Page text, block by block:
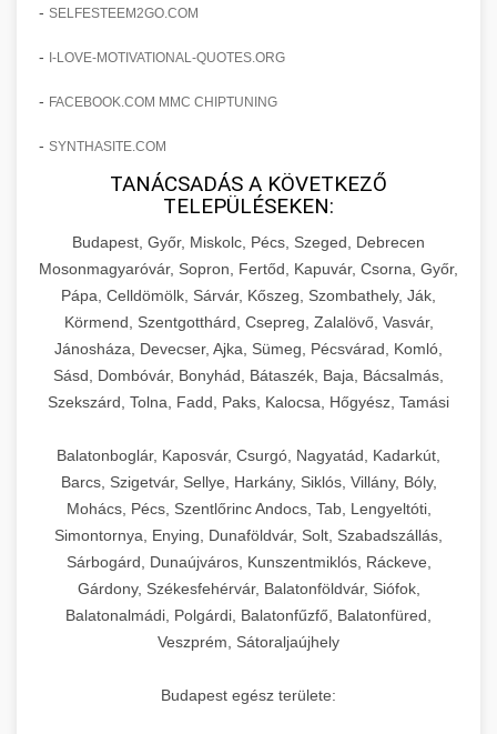
amelyek valós eredményeket hoznak.
szonyegtisztito.net
marketing stratégiai tervrajz
útjáról, bemutatva az utat a küzdő praxistól a
virágzó vállalkozásig 150%-os növekedéssel.
klinika átalakulási történet
Érdeklődés 150%-os Fokozása
Technikák és módszerek a páciensek
érdeklődésének és elkötelezettségének drámai
növeléséhez. Egy 150%-os fellendülési
esettanulmány gyakorlati betekintésekkel.
weboldal-keszites.co
elkötelezettség erősítési módszerek
🎮 19. AI Google Ads és Meta
Kampány Kezelés
Fejlett AI-alapú Google Ads és Meta hirdetési
kampánykezelés. Optimalizálja hirdetési
költségvetését gépi tanulással és
automatizálással.
aikampany.hu AI hirdetési automatizálás
🍞 20. Ipari Dagasztógép +
Professzionális ipari dagasztógépek és
tésztakeverő gépek pékségek és kereskedelmi
konyhák számára. Masszív konstrukció
megbízható teljesítményhez.
chef-iparikonyhagepek.hu
kereskedelmi tésztakeverő
🔪 21. Ipari Szeletelőgép +
Ipari hús- és sajtszeletelő gépek professzionális
élelmiszer-előkészítéshez. Precíziós vágás
állítható vastagság beállítással.
chef-iparikonyhagepek.hu
professzionális élelmiszer szeletelő
📦 22. Vákuumozó Gép +
Kereskedelmi vákuumcsomagoló berendezések
élelmiszerek tartósításához. Hosszabbítsa a
szavatossági időt és tartsa meg a termék
frissességét.
🎁 23. Vákuumfóliázó Gép +
Ipari vákuumfóliázó gépek professzionális
Hatékony lezárási és tartósítási megoldások.
- SELFESTEEM2GO.COM
- I-LOVE-MOTIVATIONAL-QUOTES.ORG
- FACEBOOK.COM MMC CHIPTUNING
- SYNTHASITE.COM
TANÁCSADÁS A KÖVETKEZŐ
TELEPÜLÉSEKEN:
Budapest, Győr, Miskolc, Pécs, Szeged, Debrecen
Mosonmagyaróvár, Sopron, Fertőd, Kapuvár, Csorna, Győr,
Pápa, Celldömölk, Sárvár, Kőszeg, Szombathely, Ják,
Körmend, Szentgotthárd, Csepreg, Zalalövő, Vasvár,
Jánosháza, Devecser, Ajka, Sümeg, Pécsvárad, Komló,
Sásd, Dombóvár, Bonyhád, Bátaszék, Baja, Bácsalmás,
Szekszárd, Tolna, Fadd, Paks, Kalocsa, Hőgyész, Tamási
Balatonboglár, Kaposvár, Csurgó, Nagyatád, Kadarkút,
Barcs, Szigetvár, Sellye, Harkány, Siklós, Villány, Bóly,
Mohács, Pécs, Szentlőrinc Andocs, Tab, Lengyeltóti,
Simontornya, Enying, Dunaföldvár, Solt, Szabadszállás,
Sárbogárd, Dunaújváros, Kunszentmiklós, Ráckeve,
Gárdony, Székesfehérvár, Balatonföldvár, Siófok,
Balatonalmádi, Polgárdi, Balatonfűzfő, Balatonfüred,
Veszprém, Sátoraljaújhely
Budapest egész területe: